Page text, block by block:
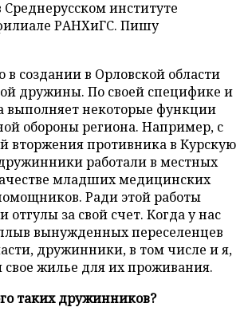
Среднерусском институте
РАНХиГС. Пишу
в создании в Орловской области
дружины. По своей специфике и
выполняет некоторые функции
обороны региона. Например, с
вторжения противника в Курскую
работали в местных
младших медицинских
Ради этой работы
отгулы за свой счет. Когда у нас
вынужденных переселенцев
дружинники, в том числе и я,
свое жилье для их проживания.
таких дружинников?